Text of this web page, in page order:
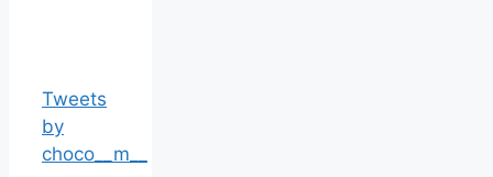
Tweets
by
choco__m__